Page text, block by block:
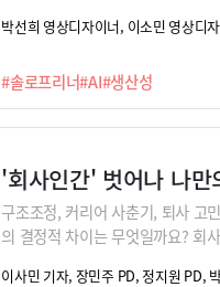
#솔로프리너#AI#생산성
만들어야만 한다는 거죠. 고 대표
박선희 영상디자이너, 이소민 영상디
'회사인간' 벗어나 나만
구조조정, 커리어 사춘기, 퇴사 고
의 결정적 차이는 무엇일까요? 회
이사민 기자, 장민주 PD, 정지원 PD,